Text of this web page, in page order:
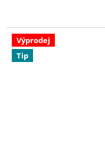
Výprodej
Tip